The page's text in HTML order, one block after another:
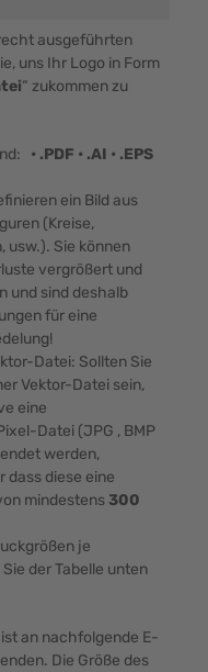
ausgeführten
uns Ihr Logo in Form
“ zukommen zu
• .PDF • .AI • .EPS
ein Bild aus
(Kreise,
usw.). Sie können
vergrößert und
und sind deshalb
für eine
Datei: Sollten Sie
Vektor-Datei sein,
eine
Datei (JPG , BMP
werden,
dass diese eine
mindestens300
je
der Tabelle unten
an nachfolgende E-
Die Größe des